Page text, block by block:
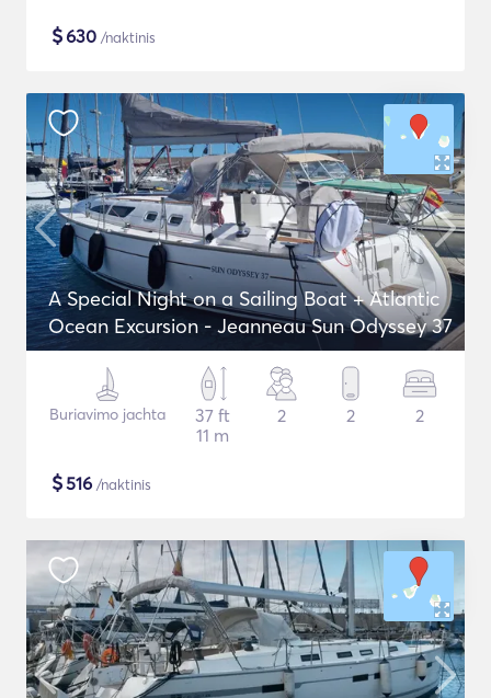
$630 /naktinis
A Special Night on a Sailing Boat + Atlantic
Ocean Excursion - Jeanneau Sun Odyssey 37
Buriavimo jachta
37 ft
11 m
2 2 2
$516 /naktinis